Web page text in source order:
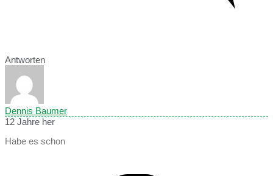
Antworten
Dennis Baumer
12 Jahre her
Habe es schon